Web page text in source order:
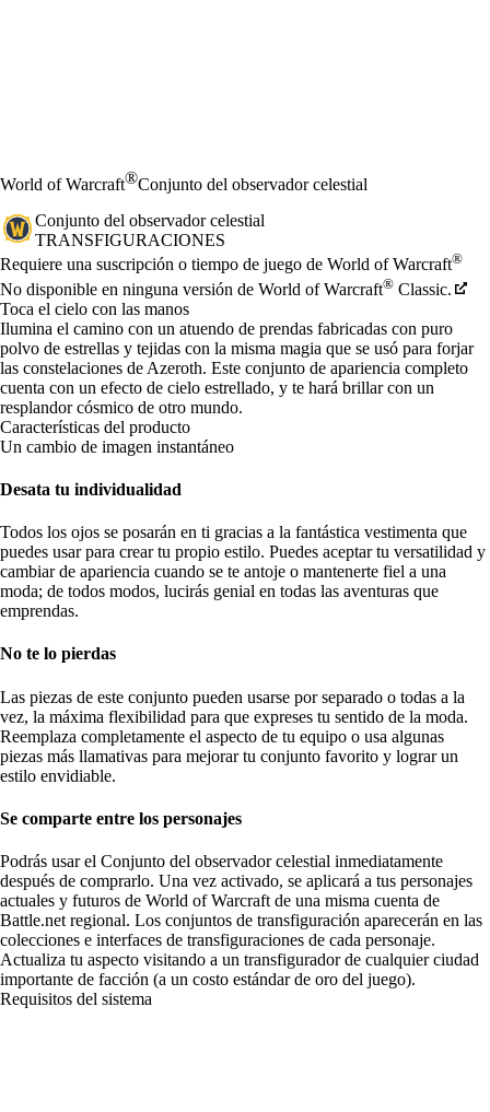
World of Warcraft®Conjunto del observador celestial
Conjunto del observador celestial
TRANSFIGURACIONES
Precio
Available actions
Requiere una suscripción o tiempo de juego de World of Warcraft®
No disponible en ninguna versión de World of Warcraft® Classic.
Toca el cielo con las manos
Ilumina el camino con un atuendo de prendas fabricadas con puro
polvo de estrellas y tejidas con la misma magia que se usó para forjar
las constelaciones de Azeroth. Este conjunto de apariencia completo
cuenta con un efecto de cielo estrellado, y te hará brillar con un
resplandor cósmico de otro mundo.
Características del producto
Un cambio de imagen instantáneo
Desata tu individualidad
Todos los ojos se posarán en ti gracias a la fantástica vestimenta que
puedes usar para crear tu propio estilo. Puedes aceptar tu versatilidad y
cambiar de apariencia cuando se te antoje o mantenerte fiel a una
moda; de todos modos, lucirás genial en todas las aventuras que
emprendas.
No te lo pierdas
Las piezas de este conjunto pueden usarse por separado o todas a la
vez, la máxima flexibilidad para que expreses tu sentido de la moda.
Reemplaza completamente el aspecto de tu equipo o usa algunas
piezas más llamativas para mejorar tu conjunto favorito y lograr un
estilo envidiable.
Se comparte entre los personajes
Podrás usar el Conjunto del observador celestial inmediatamente
después de comprarlo. Una vez activado, se aplicará a tus personajes
actuales y futuros de World of Warcraft de una misma cuenta de
Battle.net regional. Los conjuntos de transfiguración aparecerán en las
colecciones e interfaces de transfiguraciones de cada personaje.
Actualiza tu aspecto visitando a un transfigurador de cualquier ciudad
importante de facción (a un costo estándar de oro del juego).
Requisitos del sistema